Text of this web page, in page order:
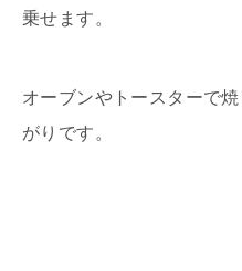
乗せます。
オーブンやトースターで
がりです。